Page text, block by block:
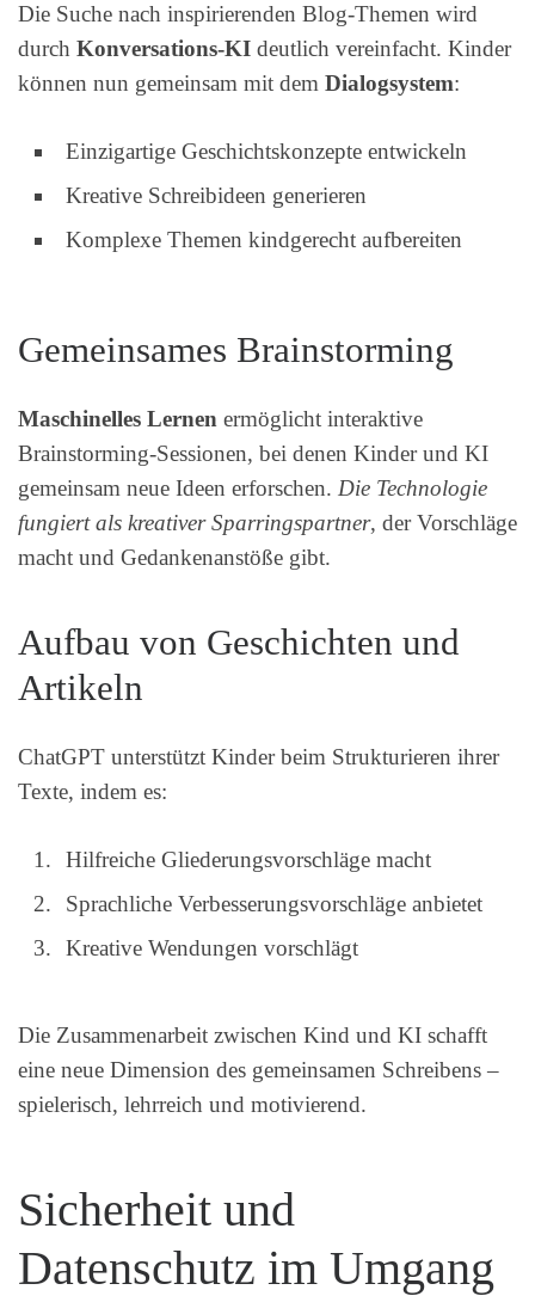
Die Suche nach inspirierenden Blog-Themen wird
durch Konversations-KI deutlich vereinfacht. Kinder
können nun gemeinsam mit dem Dialogsystem:
Einzigartige Geschichtskonzepte entwickeln
Kreative Schreibideen generieren
Komplexe Themen kindgerecht aufbereiten
Gemeinsames Brainstorming
Maschinelles Lernen ermöglicht interaktive
Brainstorming-Sessionen, bei denen Kinder und KI
gemeinsam neue Ideen erforschen. Die Technologie
fungiert als kreativer Sparringspartner, der Vorschläge
macht und Gedankenanstöße gibt.
Aufbau von Geschichten und
Artikeln
ChatGPT unterstützt Kinder beim Strukturieren ihrer
Texte, indem es:
Hilfreiche Gliederungsvorschläge macht
Sprachliche Verbesserungsvorschläge anbietet
Kreative Wendungen vorschlägt
Die Zusammenarbeit zwischen Kind und KI schafft
eine neue Dimension des gemeinsamen Schreibens –
spielerisch, lehrreich und motivierend.
Sicherheit und
Datenschutz im Umgang